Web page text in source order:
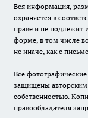
Вся информация,
охраняется в
праве и не подлежит
форме, в том числе
не иначе, как с
Все
защищены авторским
собственностью.
правообладателя